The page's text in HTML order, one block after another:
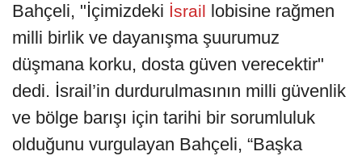
Bahçeli, "İçimizdeki İsrail lobisine rağmen
milli birlik ve dayanışma şuurumuz
düşmana korku, dosta güven verecektir"
dedi. İsrail’in durdurulmasının milli güvenlik
ve bölge barışı için tarihi bir sorumluluk
olduğunu vurgulayan Bahçeli, “Başka